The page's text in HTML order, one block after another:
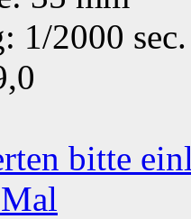
1/2000 sec.
bitte
Mal